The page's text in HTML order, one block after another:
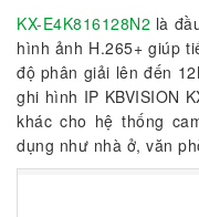
KX-E4K816128N2 là
hình ảnh H.265+ giúp
độ phân giải lên đến
ghi hình IP KBVISION
khác cho hệ thống
dụng như nhà ở, văn